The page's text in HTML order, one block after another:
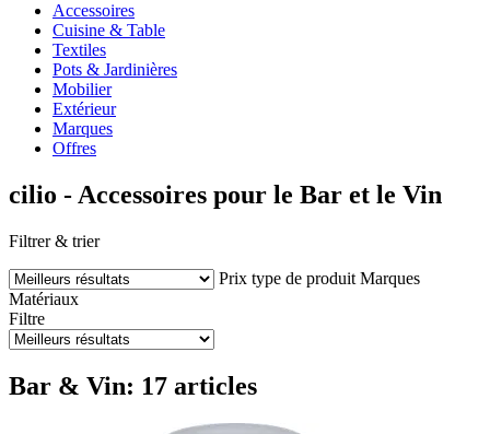
Accessoires
Cuisine & Table
Textiles
Pots & Jardinières
Mobilier
Extérieur
Marques
Offres
cilio - Accessoires pour le Bar et le Vin
Filtrer & trier
Prix type de produit Marques
Matériaux
Filtre
Bar & Vin: 17 articles